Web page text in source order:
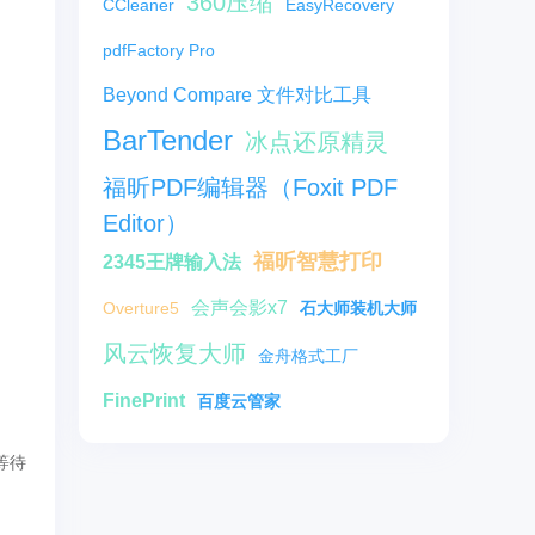
待
CCleaner EasyRecovery
pdfFactory Pro
Beyond Compare 文件对比工具
BarTender 冰点还原精灵
福昕PDF编辑器（Foxit PDF
Editor）
2345王牌输入法 福昕智慧打印
Overture5 会声会影x7 石大师装机大师
风云恢复大师 金舟格式工厂
FinePrint 百度云管家